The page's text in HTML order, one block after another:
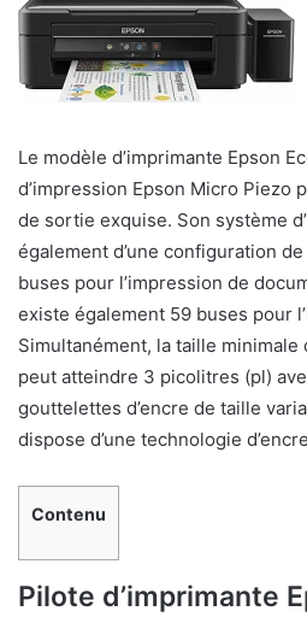
Le modèle d’imprimante Epson
d’impression Epson Micro Piezo
de sortie exquise. Son système
également d’une configuration
buses pour l’impression de
existe également 59 buses pour
Simultanément, la taille minimale
peut atteindre 3 picolitres (pl)
gouttelettes d’encre de taille
dispose d’une technologie
Contenu
Pilote d’imprimante